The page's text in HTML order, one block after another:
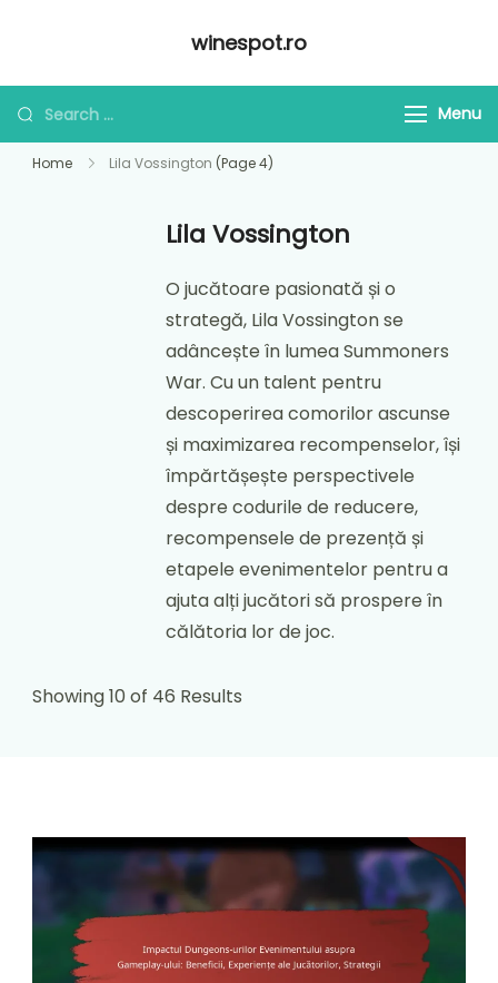
winespot.ro
Looking
for
Something?
Menu
Home Lila Vossington (Page 4)
Lila Vossington
O jucătoare pasionată și o
strategă, Lila Vossington se
adâncește în lumea Summoners
War. Cu un talent pentru
descoperirea comorilor ascunse
și maximizarea recompenselor, își
împărtășește perspectivele
despre codurile de reducere,
recompensele de prezență și
etapele evenimentelor pentru a
ajuta alți jucători să prospere în
călătoria lor de joc.
Showing 10 of 46 Results